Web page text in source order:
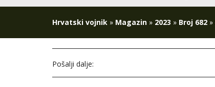
Hrvatski vojnik » Magazin » 2023 » Broj 682 »
Pošalji dalje: